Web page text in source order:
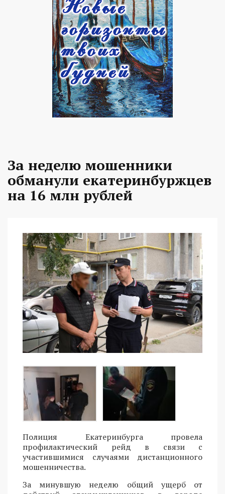
За неделю мошенники
обманули екатеринбуржцев
на 16 млн рублей
Полиция Екатеринбурга провела
профилактический рейд в связи с
участившимися случаями дистанционного
мошенничества.
За минувшую неделю общий ущерб от